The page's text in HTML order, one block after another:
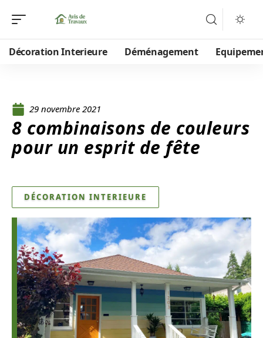
Décoration Interieure Déménagement
29 novembre 2021
8 combinaisons de couleurs
pour un esprit de fête
DÉCORATION INTERIEURE